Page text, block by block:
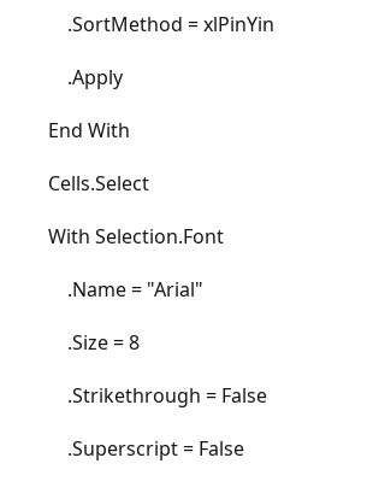
.SortMethod = xlPinYin
.Apply
End With
Cells.Select
With Selection.Font
.Name = "Arial"
.Size = 8
.Strikethrough = False
.Superscript = False